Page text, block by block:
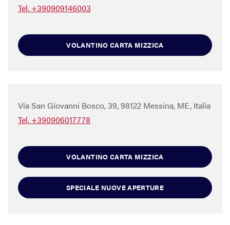
Tel. +390909146003
VOLANTINO CARTA MIZZICA
Via San Giovanni Bosco, 39, 98122 Messina, ME, Italia
Tel. +390906017778
VOLANTINO CARTA MIZZICA
SPECIALE NUOVE APERTURE